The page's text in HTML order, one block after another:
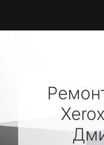
Xerox